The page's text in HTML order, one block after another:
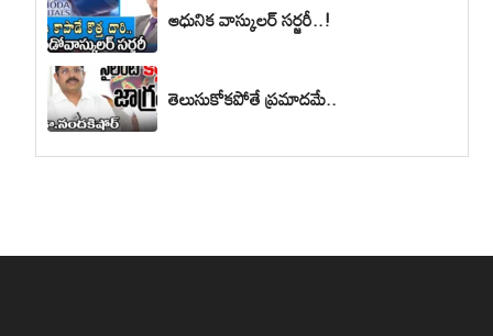
ఆధునిక వాస్కులర్ సర్జరీ..!
తెలుసుకోకపోతే ప్రమాదమే..